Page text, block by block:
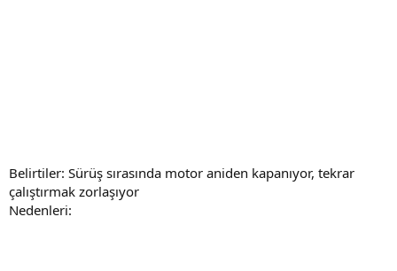
Belirtiler: Sürüş sırasında motor aniden kapanıyor, tekrar
çalıştırmak zorlaşıyor
Nedenleri: